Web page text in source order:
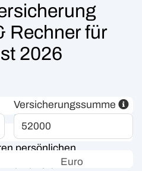
Rechner für
2026
persönlichen
für Sie...